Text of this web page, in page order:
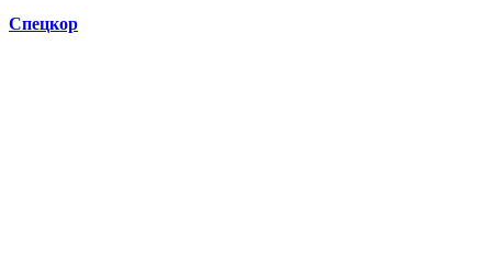
Спецкор